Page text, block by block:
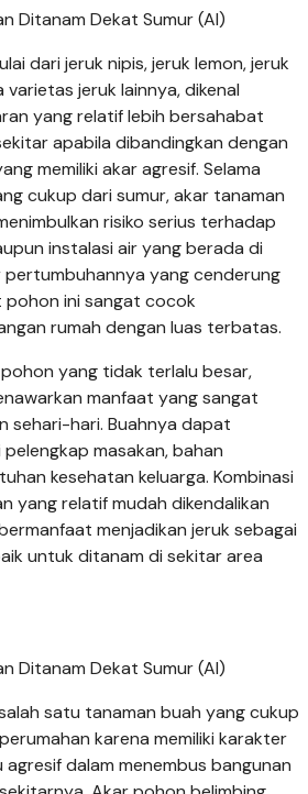
Ditanam Dekat Sumur (AI)
dari jeruk nipis, jeruk lemon, jeruk
jeruk lainnya, dikenal
yang relatif lebih bersahabat
apabila dibandingkan dengan
memiliki akar agresif. Selama
cukup dari sumur, akar tanaman
risiko serius terhadap
instalasi air yang berada di
pertumbuhannya yang cenderung
pohon ini sangat cocok
rumah dengan luas terbatas.
yang tidak terlalu besar,
manfaat yang sangat
sehari-hari. Buahnya dapat
masakan, bahan
kesehatan keluarga. Kombinasi
yang relatif mudah dikendalikan
menjadikan jeruk sebagai
untuk ditanam di sekitar area
Ditanam Dekat Sumur (AI)
satu tanaman buah yang cukup
karena memiliki karakter
dalam menembus bangunan